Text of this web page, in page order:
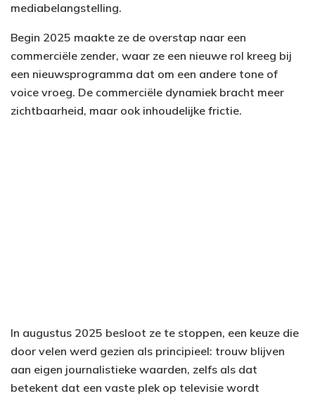
mediabelangstelling.
Begin 2025 maakte ze de overstap naar een
commerciële zender, waar ze een nieuwe rol kreeg bij
een nieuwsprogramma dat om een andere tone of
voice vroeg. De commerciële dynamiek bracht meer
zichtbaarheid, maar ook inhoudelijke frictie.
In augustus 2025 besloot ze te stoppen, een keuze die
door velen werd gezien als principieel: trouw blijven
aan eigen journalistieke waarden, zelfs als dat
betekent dat een vaste plek op televisie wordt